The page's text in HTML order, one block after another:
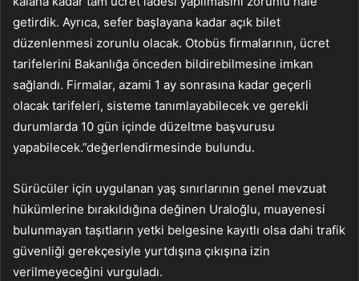
getirdik. Ayrıca, sefer başlayana kadar açık bilet
düzenlenmesi zorunlu olacak. Otobüs firmalarının, ücret
tarifelerini Bakanlığa önceden bildirebilmesine imkan
sağlandı. Firmalar, azami 1 ay sonrasına kadar geçerli
olacak tarifeleri, sisteme tanımlayabilecek ve gerekli
durumlarda 10 gün içinde düzeltme başvurusu
yapabilecek.”değerlendirmesinde bulundu.
Sürücüler için uygulanan yaş sınırlarının genel mevzuat
hükümlerine bırakıldığına değinen Uraloğlu, muayenesi
bulunmayan taşıtların yetki belgesine kayıtlı olsa dahi trafik
güvenliği gerekçesiyle yurtdışına çıkışına izin
verilmeyeceğini vurguladı.